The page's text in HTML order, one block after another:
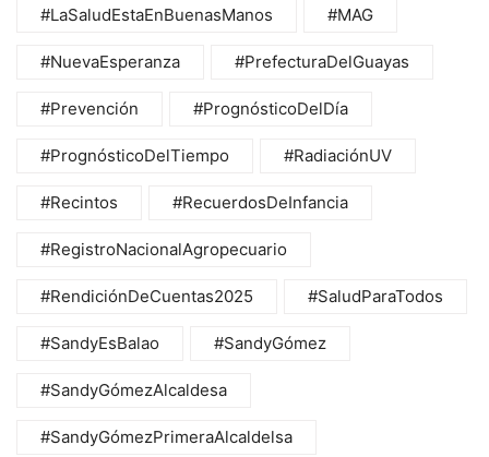
#LaSaludEstaEnBuenasManos #MAG
#NuevaEsperanza #PrefecturaDelGuayas
#Prevención #PrognósticoDelDía
#PrognósticoDelTiempo #RadiaciónUV
#Recintos #RecuerdosDeInfancia
#RegistroNacionalAgropecuario
#RendiciónDeCuentas2025 #SaludParaTodos
#SandyEsBalao #SandyGómez
#SandyGómezAlcaldesa
#SandyGómezPrimeraAlcaldelsa